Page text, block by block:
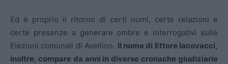
Ed è proprio il ritorno di certi nomi, certe relazioni e
certe presenze a generare ombre e interrogativi sulle
Elezioni comunali di Avellino. Il nome di Ettore Iacovacci,
inoltre, compare da anni in diverse cronache giudiziarie